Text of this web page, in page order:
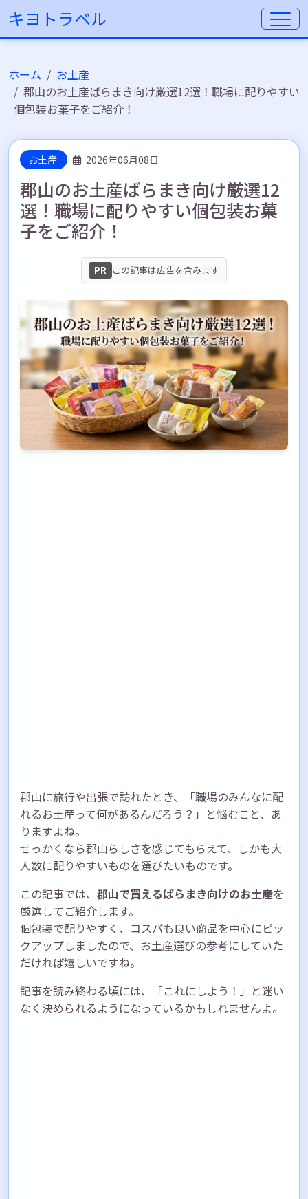
キヨトラベル
ホーム
お土産
郡山のお土産ばらまき向け厳選12選！職場に配りやすい
個包装お菓子をご紹介！
お土産 2026年06月08日
郡山のお土産ばらまき向け厳選12
選！職場に配りやすい個包装お菓
子をご紹介！
PR この記事は広告を含みます
郡山に旅行や出張で訪れたとき、「職場のみんなに配
れるお土産って何があるんだろう？」と悩むこと、あ
りますよね。
せっかくなら郡山らしさを感じてもらえて、しかも大
人数に配りやすいものを選びたいものです。
この記事では、 郡山で買えるばらまき向けのお土産を
厳選してご紹介します。
個包装で配りやすく、コスパも良い商品を中心にピッ
クアップしましたので、お土産選びの参考にしていた
だければ嬉しいですね。
記事を読み終わる頃には、「これにしよう！」と迷い
なく決められるようになっているかもしれませんよ。